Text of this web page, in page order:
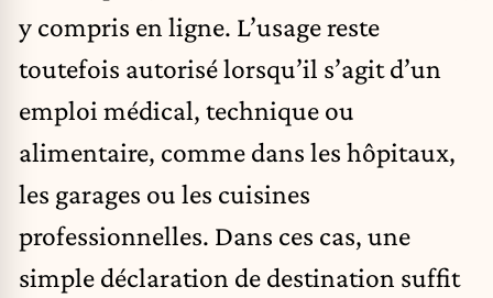
y compris en ligne. L’usage reste
toutefois autorisé lorsqu’il s’agit d’un
emploi médical, technique ou
alimentaire, comme dans les hôpitaux,
les garages ou les cuisines
professionnelles. Dans ces cas, une
simple déclaration de destination suffit